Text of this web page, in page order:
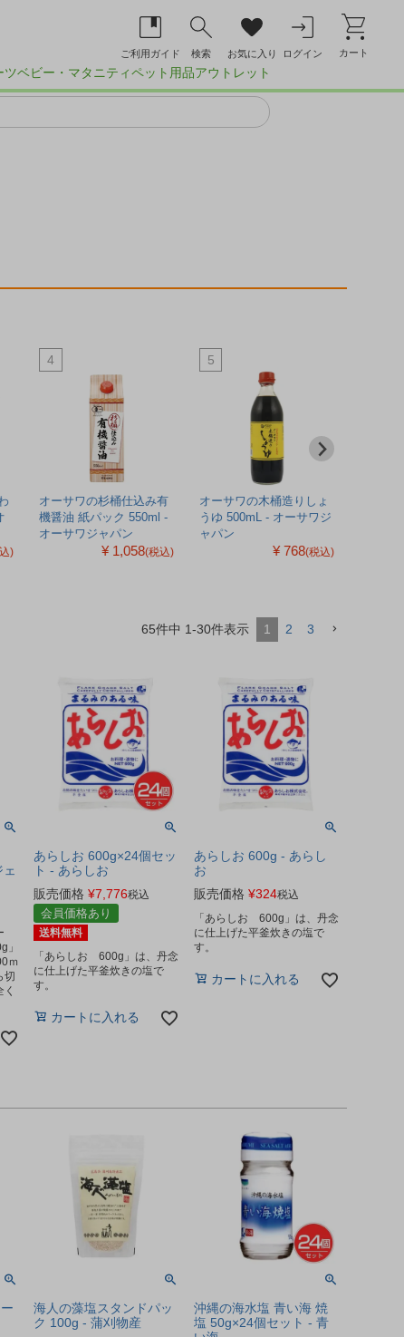
ご利用ガイド 検索 お気に入り ログイン カート
ツベビー・マタニティペット用品アウトレット
)
4
オーサワの杉桶仕込み有
機醤油 紙パック 550ml -
オーサワジャパン
¥ 1,058(税込)
5
オーサワの木桶造りしょ
うゆ 500mL - オーサワジ
ャパン
¥ 768(税込)
65件中 1-30件表示 1 2 3
ｍ
切
あらしお 600g×24個セッ
ト - あらしお
販売価格 ¥7,776税込
会員価格あり
送料無料
「あらしお 600g」は、丹念
に仕上げた平釜炊きの塩で
す。
カートに入れる
あらしお 600g - あらし
お
販売価格 ¥324税込
「あらしお 600g」は、丹念
に仕上げた平釜炊きの塩で
す。
カートに入れる
海人の藻塩スタンドパッ
ク 100g - 蒲刈物産
沖縄の海水塩 青い海 焼
塩 50g×24個セット - 青